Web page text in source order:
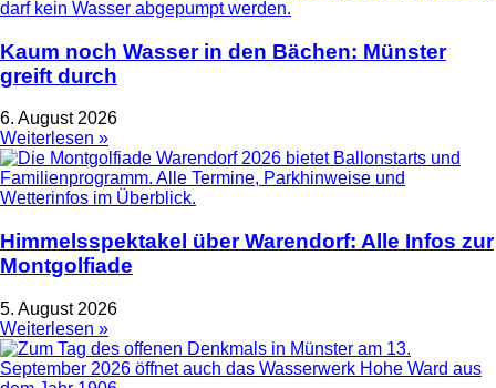
Kaum noch Wasser in den Bächen: Münster
greift durch
6. August 2026
Weiterlesen »
Himmelsspektakel über Warendorf: Alle Infos zur
Montgolfiade
5. August 2026
Weiterlesen »